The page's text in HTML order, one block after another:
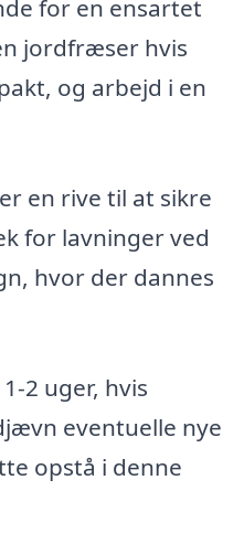
for en ensartet
jordfræser hvis
og arbejd i en
en rive til at sikre
for lavninger ved
hvor der dannes
2 uger, hvis
eventuelle nye
opstå i denne